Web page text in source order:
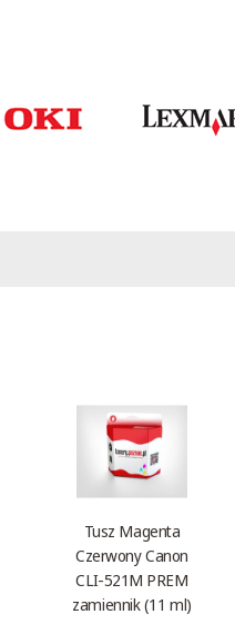
Tusz Magenta
Czerwony Canon
CLI-521M PREM
zamiennik (11 ml)